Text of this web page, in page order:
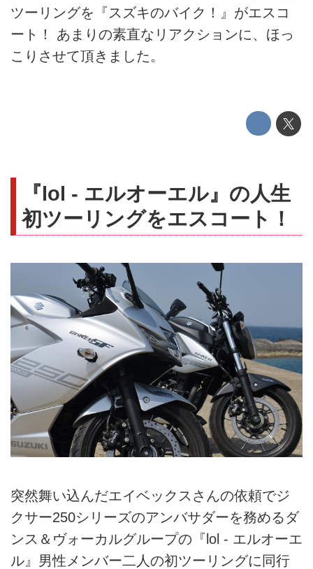
ツーリングを『スズキのバイク！』がエスコ
ート！ あまりの素直なリアクションに、ほっ
こりさせて頂きました。
『lol - エルオーエル』の人生
初ツーリングをエスコート！
突然舞い込んだエイベックスさんの依頼でジ
クサー250シリーズのアンバサダーを務めるダ
ンス＆ヴォーカルグループの『lol - エルオーエ
ル』男性メンバー二人の初ツーリングに同行